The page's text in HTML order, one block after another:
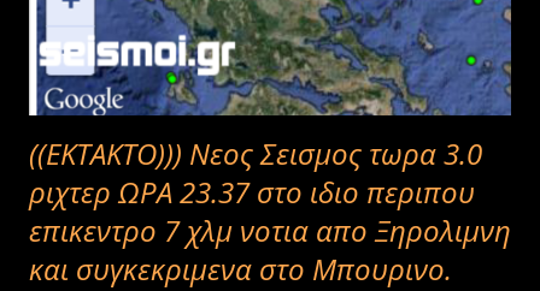
((ΕΚΤΑΚΤΟ))) Νεος Σεισμος τωρα 3.0
ριχτερ ΩΡΑ 23.37 στο ιδιο περιπου
επικεντρο 7 χλμ νοτια απο Ξηρολιμνη
και συγκεκριμενα στο Μπουρινο.